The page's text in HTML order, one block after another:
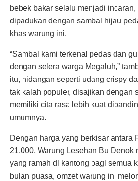
bebek bakar selalu menjadi incaran,
dipadukan dengan sambal hijau
khas warung ini.
“Sambal kami terkenal pedas dan
dengan selera warga Megaluh,”
itu, hidangan seperti udang crispy
tak kalah populer, disajikan dengan
memiliki cita rasa lebih kuat
umumnya.
Dengan harga yang berkisar antara
21.000, Warung Lesehan Bu Denok
yang ramah di kantong bagi semua
bulan puasa, omzet warung ini